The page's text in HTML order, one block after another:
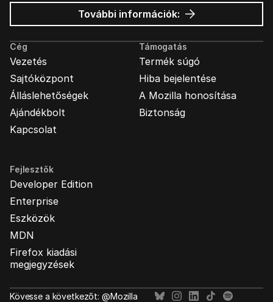
További információk: Mozilla
hirdetések
Cég
Vezetés
Sajtóközpont
Álláslehetőségek
Ajándékbolt
Kapcsolat
Támogatás
Termék súgó
Hiba bejelentése
A Mozilla honosítása
Biztonság
Fejlesztők
Developer Edition
Enterprise
Eszközök
MDN
Firefox kiadási
megjegyzések
Kövesse a következőt: @Mozilla